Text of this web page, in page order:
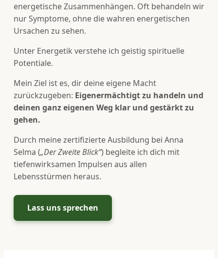
energetische Zusammenhängen. Oft behandeln wir
nur Symptome, ohne die wahren energetischen
Ursachen zu sehen.
Unter Energetik verstehe ich geistig spirituelle
Potentiale.
Mein Ziel ist es, dir deine eigene Macht
zurückzugeben: Eigenermächtigt zu handeln und
deinen ganz eigenen Weg klar und gestärkt zu
gehen.
Durch meine zertifizierte Ausbildung bei Anna
Selma („Der Zweite Blick“) begleite ich dich mit
tiefenwirksamen Impulsen aus allen
Lebensstürmen heraus.
Lass uns sprechen